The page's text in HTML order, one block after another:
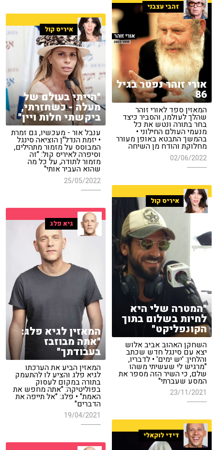
זהבי עצבני
אורי זוהר נפטר בגיל
86
המאזין ספד לאורי זוהר
שהלך לעולמו, והסביר כיצד
בחר בתורה ונטש את כל
מנעמי העולם החילוני •
בהמשך התבטא באופן מעורר
מחלוקת והודח מן השיחה
02/06/2022
איריס קול
"הייתי בעולם של
מעלה - כשחזרתי,
ביקשתי חלות ויין"
ענבל אור - מעכשיו, גם זמרת
• יזמת הנדל"ן הוציאה סינגל
המבוסס על מזמור מתהילים,
וסיפרה לאיריס קול: "זה
מזמור לתודה, על כל מה
שהוא העביר אותי"
25/05/2022
איריס קול
"המטרה שלי היא
לחיות בשלום בתוך
הקונפליקט"
השחקן האהוב אביב אלוש
יצא עם סינגל חדש שכתב
והלחין: 'יש ימים' • לדבריו,
"מרגיש לי שעשיתי משהו
שלם, כי השיר הזה מספר את
המסע שעברתי"
23/11/2021
גיא פלג
המאזין לגיא פלג:
"אתה מבוזבז
בעבודתך"
המאזין הביע את הערכתו
לגיא פלג והציע לו להתעמק
בתורה במקום לעסוק
בפוליטיקה: "אתה מחפש את
האמת" • פלג: "אל תייפה את
הדברים"
19/04/2021
דידי לוקאלי